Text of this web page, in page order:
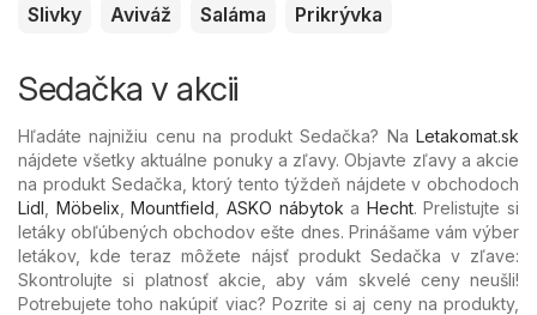
Slivky
Aviváž Saláma Prikrývka
Sedačka v akcii
Hľadáte najnižiu cenu na produkt Sedačka? Na Letakomat.sk
nájdete všetky aktuálne ponuky a zľavy. Objavte zľavy a akcie
na produkt Sedačka, ktorý tento týždeň nájdete v obchodoch
Lidl
Möbelix ,Mountfield ASKO nábytok a Hecht. Prelistujte si
letáky obľúbenýchobchodov ešte dnes. Prinášame vám výber
letákov, kde teraz môžete nájsť produkt Sedačka v zľave:
Skontrolujte si platnosť akcie, aby vám skvelé ceny neušli!
Potrebujete toho nakúpiť viac? Pozrite si aj ceny na produkty,